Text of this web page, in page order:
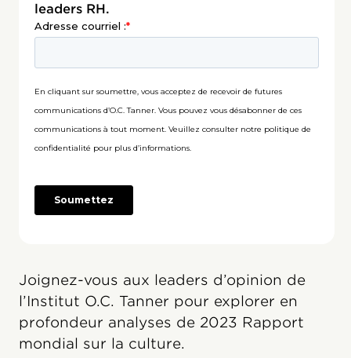
leaders RH.
Joignez-vous aux leaders d’opinion de
l’Institut O.C. Tanner pour explorer en
profondeur analyses de 2023 Rapport
mondial sur la culture.